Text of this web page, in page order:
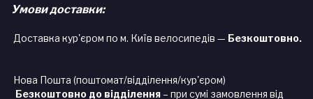
Умови доставки:
Доставка кур'єром по м. Київ велосипедів — Безкоштовно.
Нова Пошта (поштомат/відділення/кур'єром)
Безкоштовно до відділення – при сумі замовлення від